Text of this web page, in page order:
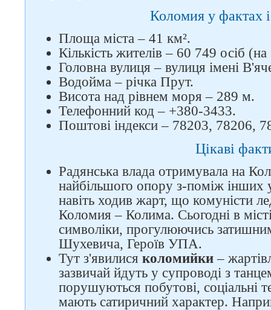
Коломия у фактах
Площа міста – 41 км².
Кількість жителів – 60 749 осіб
Головна вулиця – вулиця імені
Водойма – річка Прут.
Висота над рівнем моря – 289 м.
Телефонний код – +380-3433.
Поштові індекси – 78203, 78206,
Цікаві
Радянська влада отримувала на
найбільшого опору з-поміж інших
навіть ходив жарт, що комуністи
Коломия – Колима. Сьогодні в
символіки, прогулюючись
Шухевича, Героїв УПА.
Тут з'явилися коломийки –
зазвичай йдуть у супроводі з
порушуються побутові, соціальні
мають сатиричний характер.